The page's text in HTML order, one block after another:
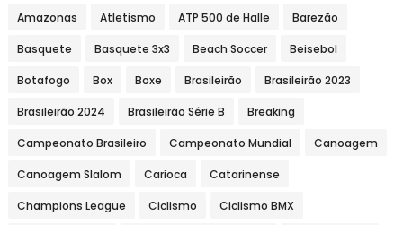
Amazonas Atletismo ATP 500 de Halle Barezão
Basquete Basquete 3x3 Beach Soccer Beisebol
Botafogo Box Boxe Brasileirão Brasileirão 2023
Brasileirão 2024 Brasileirão Série B Breaking
Campeonato Brasileiro Campeonato Mundial Canoagem
Canoagem Slalom Carioca Catarinense
Champions League Ciclismo Ciclismo BMX